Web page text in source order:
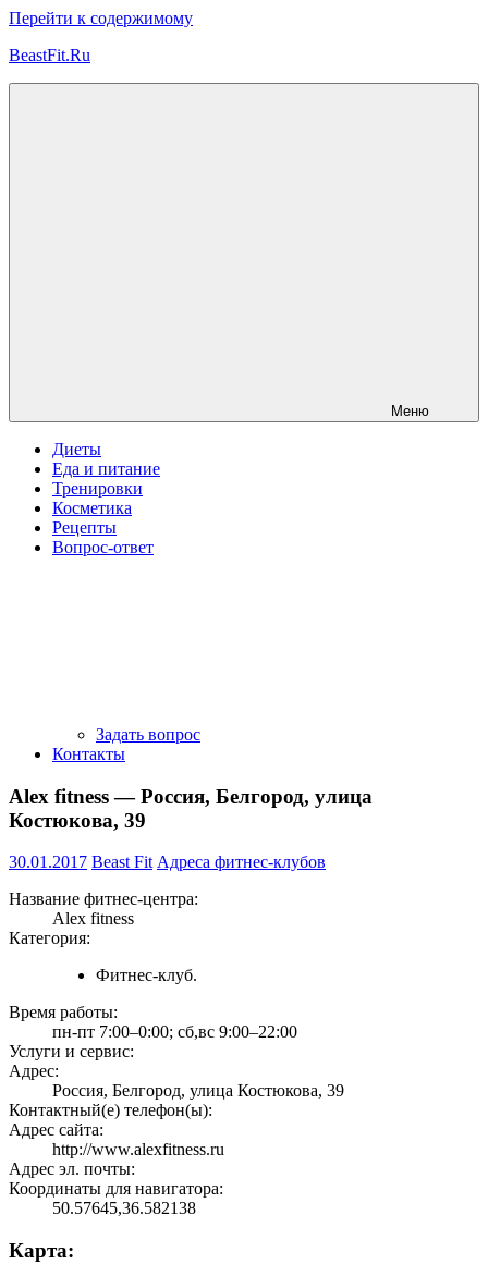
Перейти к содержимому
BeastFit.Ru
Меню
Диеты
Еда и питание
Тренировки
Косметика
Рецепты
Вопрос-ответ
Задать вопрос
Контакты
Alex fitness — Россия, Белгород, улица
Костюкова, 39
30.01.2017 Beast Fit Адреса фитнес-клубов
Название фитнес-центра:
Alex fitness
Категория:
Фитнес-клуб.
Время работы:
пн-пт 7:00–0:00; сб,вс 9:00–22:00
Услуги и сервис:
Адрес:
Россия, Белгород, улица Костюкова, 39
Контактный(е) телефон(ы):
Адрес сайта:
http://www.alexfitness.ru
Адрес эл. почты:
Координаты для навигатора:
50.57645,36.582138
Карта: